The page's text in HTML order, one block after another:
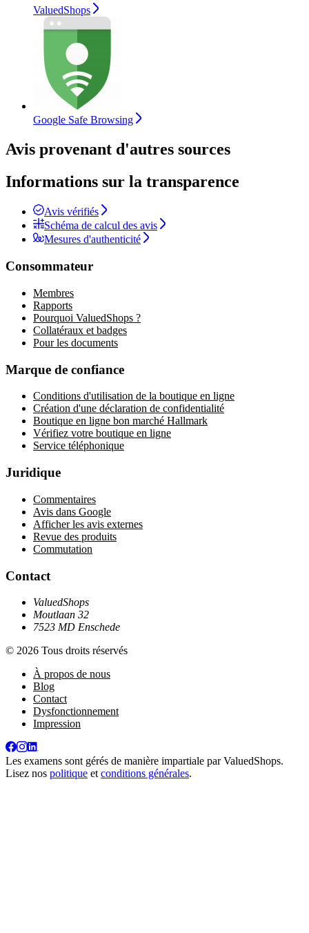
ValuedShops
Google Safe Browsing
Avis provenant d'autres sources
Informations sur la transparence
Avis vérifiés
Schéma de calcul des avis
Mesures d'authenticité
Consommateur
Membres
Rapports
Pourquoi ValuedShops ?
Collatéraux et badges
Pour les documents
Marque de confiance
Conditions d'utilisation de la boutique en ligne
Création d'une déclaration de confidentialité
Boutique en ligne bon marché Hallmark
Vérifiez votre boutique en ligne
Service téléphonique
Juridique
Commentaires
Avis dans Google
Afficher les avis externes
Revue des produits
Commutation
Contact
ValuedShops
Moutlaan 32
7523 MD Enschede
© 2026 Tous droits réservés
À propos de nous
Blog
Contact
Dysfonctionnement
Impression
Les examens sont gérés de manière impartiale parValuedShops.
Lisez nos politique et conditions générales.